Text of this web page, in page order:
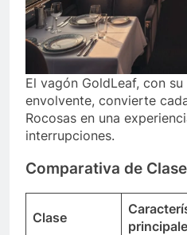
El vagón GoldLeaf, con
envolvente, convierte
Rocosas en una
interrupciones.
Comparativa de
Clase